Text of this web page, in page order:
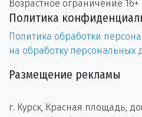
Возрастное ограничение 16+
Политика
Политика обработки
на обработку персональных
Размещение рекламы
г. Курск, Красная площадь,